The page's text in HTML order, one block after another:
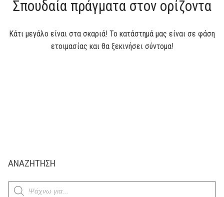
Σπουδαία πράγματα στον ορίζοντα
Κάτι μεγάλο είναι στα σκαριά! Το κατάστημά μας είναι σε φάση
ετοιμασίας και θα ξεκινήσει σύντομα!
ΑΝΑΖΗΤΗΣΗ
Products
search